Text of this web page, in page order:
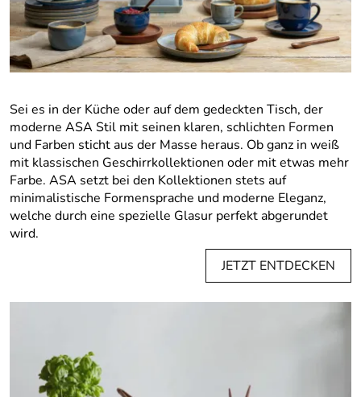
Sei es in der Küche oder auf dem gedeckten Tisch, der
moderne ASA Stil mit seinen klaren, schlichten Formen
und Farben sticht aus der Masse heraus. Ob ganz in weiß
mit klassischen Geschirrkollektionen oder mit etwas mehr
Farbe. ASA setzt bei den Kollektionen stets auf
minimalistische Formensprache und moderne Eleganz,
welche durch eine spezielle Glasur perfekt abgerundet
wird.
JETZT ENTDECKEN